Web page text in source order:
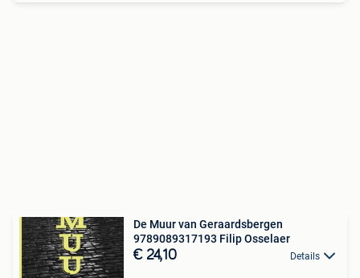
De Muur van Geraardsbergen
9789089317193 Filip Osselaer
€ 24,10 Details